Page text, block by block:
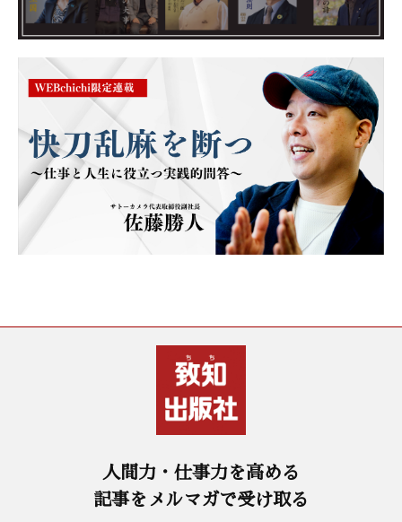
人間力・仕事力を高める
記事をメルマガで受け取る